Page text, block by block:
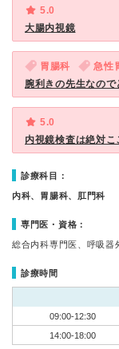
5.0
大腸内視鏡
胃腸科 急性
腕利きの先生なので
5.0
内視鏡検査は絶対こ
診療科目：
内科、胃腸科、肛門科
専門医・資格：
総合内科専門医、呼吸器
診療時間
09:00-12:30
14:00-18:00